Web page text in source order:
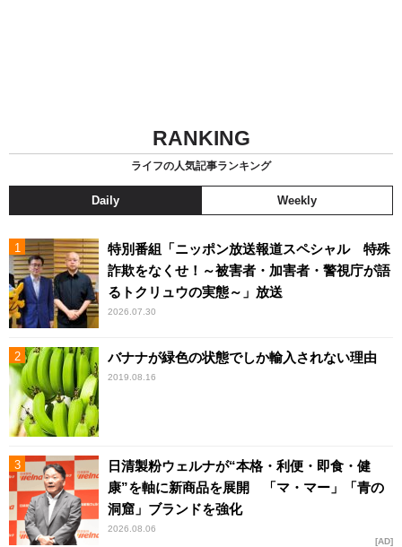
RANKING
ライフの人気記事ランキング
Daily Weekly
特別番組「ニッポン放送報道スペシャル 特殊
詐欺をなくせ！～被害者・加害者・警視庁が語
るトクリュウの実態～」放送
2026.07.30
バナナが緑色の状態でしか輸入されない理由
2019.08.16
日清製粉ウェルナが“本格・利便・即食・健
康”を軸に新商品を展開 「マ・マー」「青の
洞窟」ブランドを強化
2026.08.06
AD